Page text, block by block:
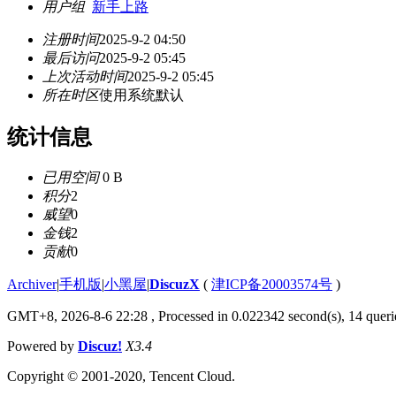
用户组 新手上路
注册时间2025-9-2 04:50
最后访问2025-9-2 05:45
上次活动时间2025-9-2 05:45
所在时区使用系统默认
统计信息
已用空间0 B
积分2
威望0
金钱2
贡献0
Archiver|手机版|小黑屋|DiscuzX ( 津ICP备20003574号 )
GMT+8, 2026-8-6 22:28 , Processed in 0.022342 second(s), 14
Powered by Discuz! X3.4
Copyright © 2001-2020, Tencent Cloud.